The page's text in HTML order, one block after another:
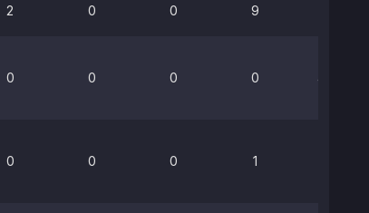
2 0 0 9
0 0 0 0 45.5%
0 0 0 1